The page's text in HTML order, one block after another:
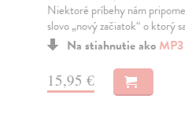
Niektoré príbehy nám
slovo „nový začiatok“ o ktorý
Na stiahnutie akoMP3
15,95 €